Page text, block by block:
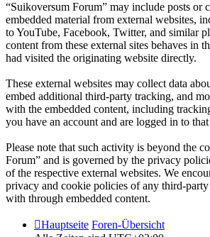
“Suikoversum Forum” may include posts or
embedded material from external websites,
to YouTube, Facebook, Twitter, and similar
content from these external sites behaves in
had visited the originating website directly.
These external websites may collect data
embed additional third-party tracking, and
with the embedded content, including
you have an account and are logged in to
Please note that such activity is beyond the
Forum” and is governed by the privacy
of the respective external websites. We
privacy and cookie policies of any third-
with through embedded content.
Hauptseite Foren-Übersicht